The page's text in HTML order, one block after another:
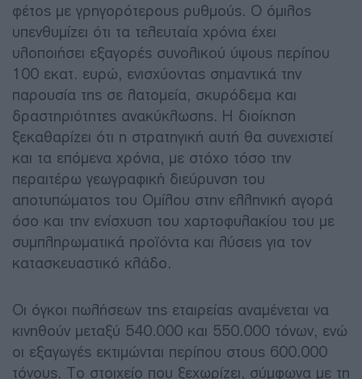
φέτος με γρηγορότερους ρυθμούς. Ο όμιλος
υπενθυμίζει ότι τα τελευταία χρόνια έχει
υλοποιήσει εξαγορές συνολικού ύψους περίπου
100 εκατ. ευρώ, ενισχύοντας σημαντικά την
παρουσία της σε λατομεία, σκυρόδεμα και
δραστηριότητες ανακύκλωσης. Η διοίκηση
ξεκαθαρίζει ότι η στρατηγική αυτή θα συνεχιστεί
και τα επόμενα χρόνια, με στόχο τόσο την
περαιτέρω γεωγραφική διεύρυνση του
αποτυπώματος του Ομίλου στην ελληνική αγορά
όσο και την ενίσχυση του χαρτοφυλακίου του με
συμπληρωματικά προϊόντα και λύσεις για τον
κατασκευαστικό κλάδο.
Οι όγκοι πωλήσεων της εταιρείας αναμένεται να
κινηθούν μεταξύ 540.000 και 550.000 τόνων, ενώ
οι εξαγωγές εκτιμώνται περίπου στους 600.000
τόνους. Το στοιχείο που ξεχωρίζει, σύμφωνα με τη